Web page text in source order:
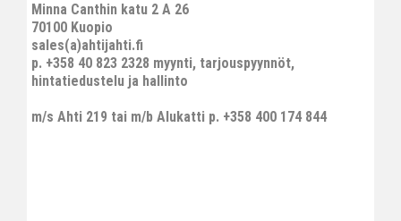
Minna Canthin katu 2 A 26
70100 Kuopio
sales(a)ahtijahti.fi
p. +358 40 823 2328 myynti, tarjouspyynnöt,
hintatiedustelu ja hallinto
m/s Ahti 219 tai m/b Alukatti p. +358 400 174 844